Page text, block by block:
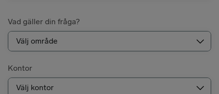
Vad gäller din fråga?
Kontor